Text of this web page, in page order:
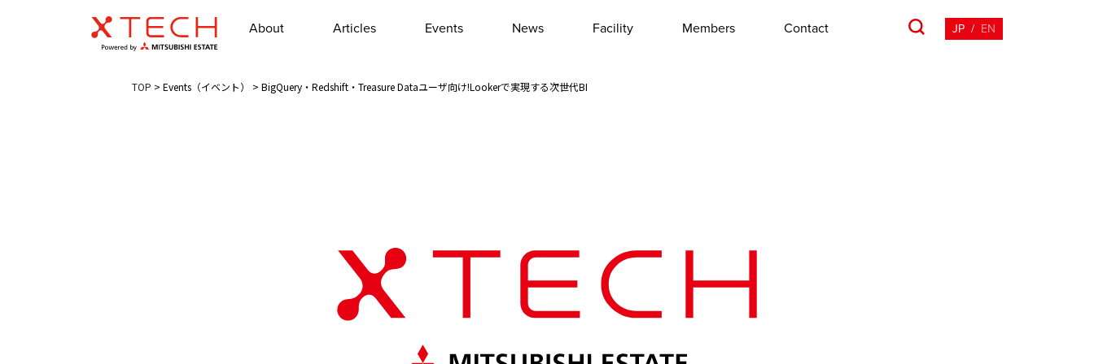
About Articles Events News Facility Members Contact JP / EN
TOP > Events（イベント） > BigQuery・Redshift・Treasure Dataユーザ向け!Lookerで実現する次世代BI